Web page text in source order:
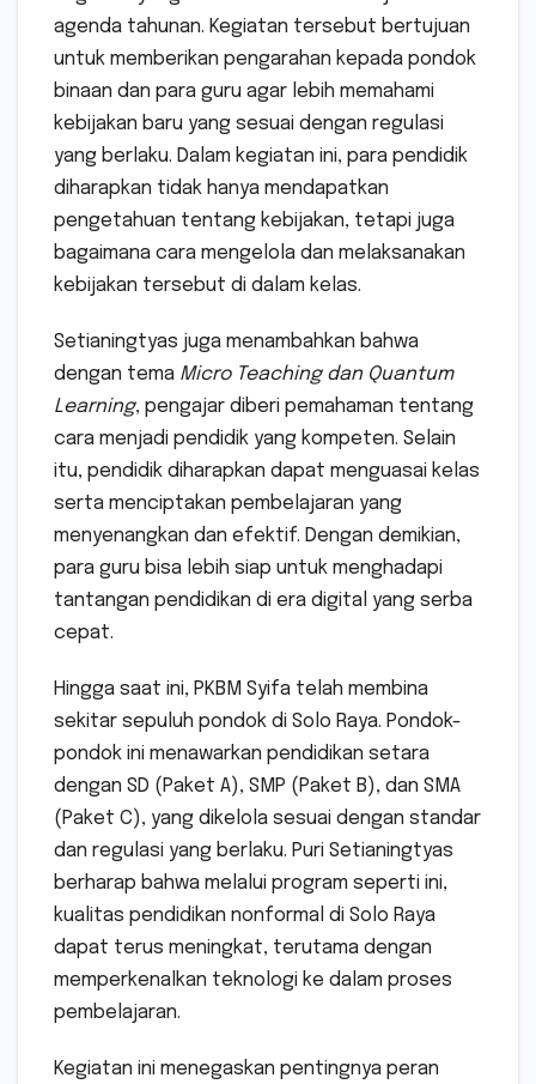
agenda tahunan. Kegiatan tersebut bertujuan
untuk memberikan pengarahan kepada pondok
binaan dan para guru agar lebih memahami
kebijakan baru yang sesuai dengan regulasi
yang berlaku. Dalam kegiatan ini, para pendidik
diharapkan tidak hanya mendapatkan
pengetahuan tentang kebijakan, tetapi juga
bagaimana cara mengelola dan melaksanakan
kebijakan tersebut di dalam kelas.
Setianingtyas juga menambahkan bahwa
dengan tema Micro Teaching dan Quantum
Learning, pengajar diberi pemahaman tentang
cara menjadi pendidik yang kompeten. Selain
itu, pendidik diharapkan dapat menguasai kelas
serta menciptakan pembelajaran yang
menyenangkan dan efektif. Dengan demikian,
para guru bisa lebih siap untuk menghadapi
tantangan pendidikan di era digital yang serba
cepat.
Hingga saat ini, PKBM Syifa telah membina
sekitar sepuluh pondok di Solo Raya. Pondok-
pondok ini menawarkan pendidikan setara
dengan SD (Paket A), SMP (Paket B), dan SMA
(Paket C), yang dikelola sesuai dengan standar
dan regulasi yang berlaku. Puri Setianingtyas
berharap bahwa melalui program seperti ini,
kualitas pendidikan nonformal di Solo Raya
dapat terus meningkat, terutama dengan
memperkenalkan teknologi ke dalam proses
pembelajaran.
Kegiatan ini menegaskan pentingnya peran